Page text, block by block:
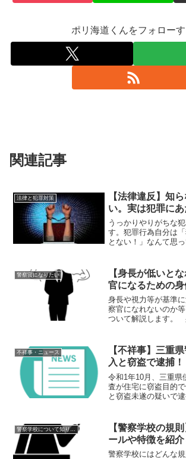
ポリ海道くんをフォロー
関連記事
法律と犯罪対策
【法律違反】知
い。実は犯罪にあ
うっかりやりがちな
す。犯罪行為自分は
とない！」なんて思
代の人は特に多いか
え、知らずにやって
警察官になりたい
【身長が低いと
官になるための
身長や視力等が基準
察官になれないのか
ついて解説します。
長や体重、視力、年
られています。また
不祥事・ニュース
【不祥事】三重
入と窃盗で逮捕！
令和1年10月、三重県
査が住宅に窃盗目的
と窃盗未遂の疑いで
免職された。概要令
県伊賀警...
警察学校について知りたい
【警察学校の規
ールや特徴を紹介
警察学校にはどんな